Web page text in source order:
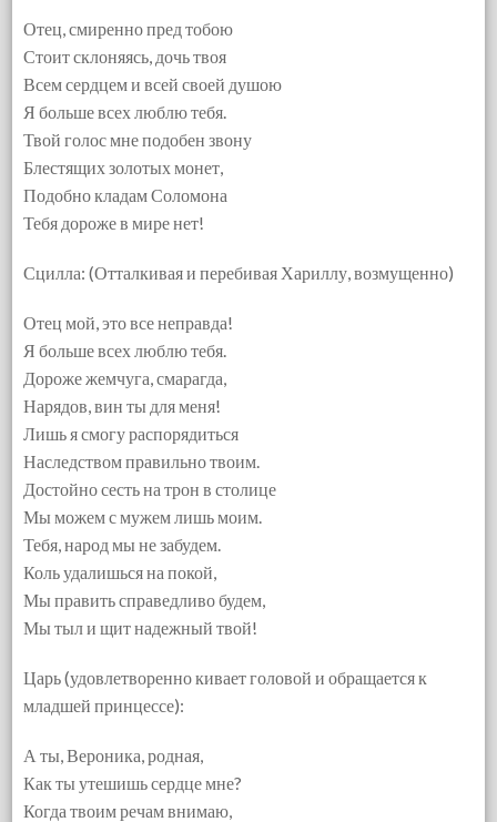
Отец, смиренно пред тобою
Стоит склоняясь, дочь твоя
Всем сердцем и всей своей душою
Я больше всех люблю тебя.
Твой голос мне подобен звону
Блестящих золотых монет,
Подобно кладам Соломона
Тебя дороже в мире нет!
Сцилла: (Отталкивая и перебивая Хариллу, возмущенно)
Отец мой, это все неправда!
Я больше всех люблю тебя.
Дороже жемчуга, смарагда,
Нарядов, вин ты для меня!
Лишь я смогу распорядиться
Наследством правильно твоим.
Достойно сесть на трон в столице
Мы можем с мужем лишь моим.
Тебя, народ мы не забудем.
Коль удалишься на покой,
Мы править справедливо будем,
Мы тыл и щит надежный твой!
Царь (удовлетворенно кивает головой и обращается к
младшей принцессе):
А ты, Вероника, родная,
Как ты утешишь сердце мне?
Когда твоим речам внимаю,